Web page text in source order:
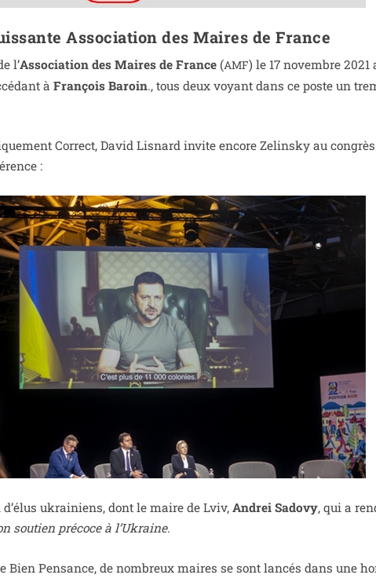
Association des Maires de France
l’Association des Maires de France (AMF) le 17 novembre 2021
àFrançois Baroin., tous deux voyant dans ce poste un
Correct, David Lisnard invite encore Zelinsky au
:
ukrai­niens, dont le maire de Lviv,Andrei Sadovy, qui a
sou­tien pré­coce à l’Ukraine.
Bien Pensance, de nom­breux maires se sont lan­cés dans une